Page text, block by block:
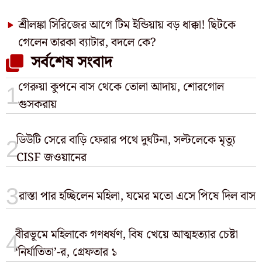
শ্রীলঙ্কা সিরিজের আগে টিম ইন্ডিয়ায় বড় ধাক্কা! ছিটকে
গেলেন তারকা ব্যাটার, বদলে কে?
সর্বশেষ সংবাদ
গেরুয়া কুপনে বাস থেকে তোলা আদায়, শোরগোল
গুসকরায়
ডিউটি সেরে বাড়ি ফেরার পথে দুর্ঘটনা, সল্টলেকে মৃত্যু
CISF জওয়ানের
রাস্তা পার হচ্ছিলেন মহিলা, যমের মতো এসে পিষে দিল বাস
বীরভূমে মহিলাকে গণধর্ষণ, বিষ খেয়ে আত্মহত্যার চেষ্টা
‘নির্যাতিতা’-র, গ্রেফতার ১